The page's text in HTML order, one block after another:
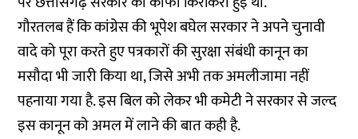
गौरतलब हैं कि कांग्रेस की भूपेश बघेल सरकार ने अपने चुनावी
वादे को पूरा करते हुए पत्रकारों की सुरक्षा संबंधी कानून का
मसौदाभी जारी किया था, जिसे अभी तक अमलीजामा नहीं
पहनाया गया है. इस बिल को लेकर भी कमेटी ने सरकार से जल्द
इस कानून को अमल में लाने की बात कही है.